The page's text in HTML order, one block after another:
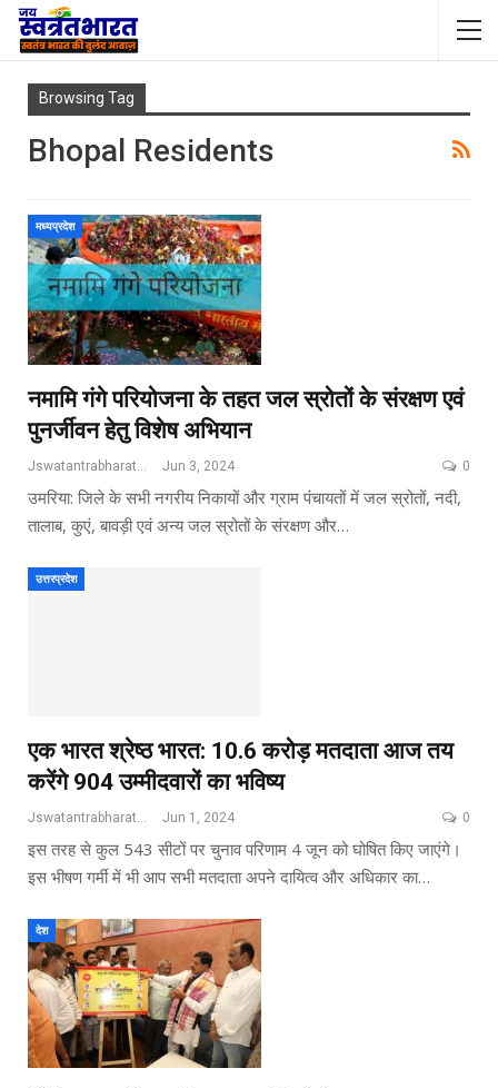
Browsing Tag
Bhopal Residents
मध्यप्रदेश
नमामि गंगे परियोजना के तहत जल स्रोतों के संरक्षण एवं
पुनर्जीवन हेतु विशेष अभियान
Jun 3, 2024 0
उमरिया: जिले के सभी नगरीय निकायों और ग्राम पंचायतों में जल स्रोतों, नदी,
तालाब, कुएं, बावड़ी एवं अन्य जल स्रोतों के संरक्षण और…
उत्तरप्रदेश
एक भारत श्रेष्ठ भारत: 10.6 करोड़ मतदाता आज तय
करेंगे 904 उम्मीदवारों का भविष्य
Jswatantrabharat@gmail.com Jun 1, 2024 0
इस तरह से कुल 543 सीटों पर चुनाव परिणाम 4 जून को घोषित किए जाएंगे।
इस भीषण गर्मी में भी आप सभी मतदाता अपने दायित्व और अधिकार का…
देश